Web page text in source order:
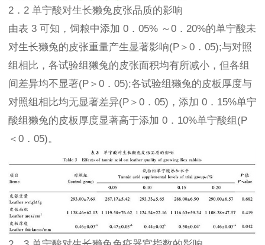
2．2 单宁酸对生长獭兔皮张品质的影响
由表 3 可知，饲粮中添加 0．05% ～0．20%的单宁酸未
对生长獭兔的皮张重量产生显著影响(P＞0．05);与对照
组相比，各试验组獭兔的皮张面积均有所减小，但各组
间差异均不显著(P＞0．05);各试验组獭兔的皮板厚度与
对照组相比均无显著差异(P＞0．05)，添加 0．15%单宁
酸组獭兔的皮板厚度显著高于添加 0．10%单宁酸组(P
＜0．05)。